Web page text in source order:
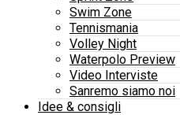
Swim Zone
Tennismania
Volley Night
Waterpolo Preview
Video Interviste
Sanremo siamo noi
Idee & consigli